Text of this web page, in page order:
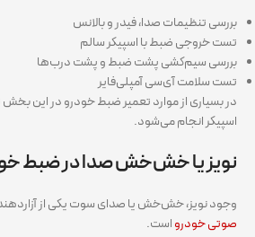
بررسی تنظیمات صدا، فیدر و بالانس
تست خروجی ضبط با اسپیکر سالم
بررسی سیم‌کشی پشت ضبط و پشت درب‌ها
تست سلامت آی‌سی آمپلی‌فایر
در بسیاری از موارد تعمیر ضبط خودرو در این
اسپیکر انجام می‌شود.
نویز یا خش‌خش صدا در ضبط
وجود نویز، خش‌خش یا صدای سوت یکی از
صوتی خودرواست.